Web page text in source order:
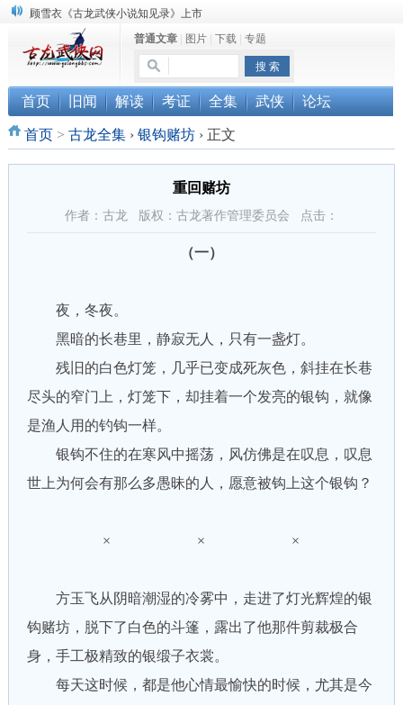
顾雪衣《古龙武侠小说知见录》上市
“武侠书库”查缺补漏活动圆满结束
《古龙小说原貌探究》修订版已上市
普通文章| 图片| 下载| 专题
首页 旧闻 解读 考证 全集 武侠 论坛
首页> 古龙全集 › 银钩赌坊 ›正文
重回赌坊
作者：古龙 版权：古龙著作管理委员会 点击：
（一）
夜，冬夜。
黑暗的长巷里，静寂无人，只有一盏灯。
残旧的白色灯笼，几乎已变成死灰色，斜挂在长巷
尽头的窄门上，灯笼下，却挂着一个发亮的银钩，就像
是渔人用的钓钩一样。
银钩不住的在寒风中摇荡，风仿佛是在叹息，叹息
世上为何会有那么多愚昧的人，愿意被钩上这个银钩？
× × ×
方玉飞从阴暗潮湿的冷雾中，走进了灯光辉煌的银
钩赌坊，脱下了白色的斗篷，露出了他那件剪裁极合
身，手工极精致的银缎子衣裳。
每天这时候，都是他心情最愉快的时候，尤其是今